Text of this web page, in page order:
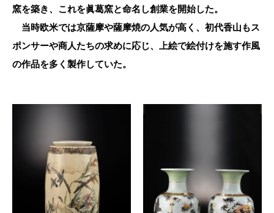
窯を築き、これを眞葛窯と命名し創業を開始した。
当時欧米では京薩摩や薩摩焼の人気が高く、初代香山もス
ポンサーや商人たちの求めに応じ、上絵で絵付けを施す作風
の作品を多く製作していた。